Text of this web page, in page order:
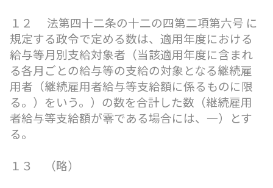
１２ 法第四十二条の十二の四第二項第六号 に
規定する政令で定める数は、適用年度における
給与等月別支給対象者（当該適用年度に含まれ
る各月ごとの給与等の支給の対象となる継続雇
用者（継続雇用者給与等支給額に係るものに限
る。）をいう。）の数を合計した数（継続雇用
者給与等支給額が零である場合には、一）とす
る。
１３ （略）